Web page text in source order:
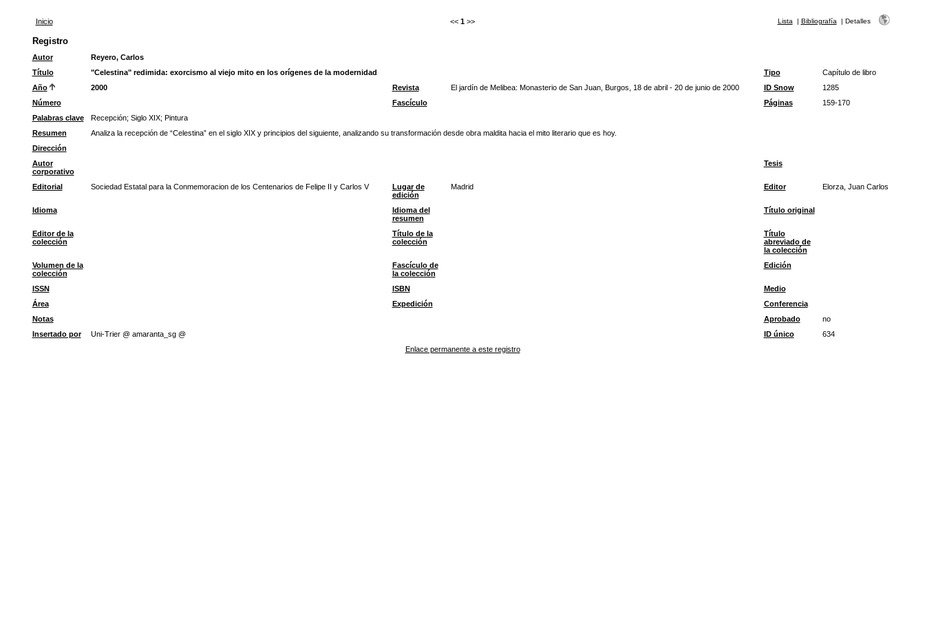
Inicio << 1 >> Lista | Bibliografía | Detalles
Registro
Autor
Reyero, Carlos
Título
"Celestina" redimida: exorcismo al viejo mito en los orígenes de la modernidad Tipo
Capítulo de libro
Año
2000 Revista El jardín de Melibea: Monasterio de San Juan, Burgos, 18 de abril - 20 de junio de 2000 ID Snow
1285
Número
Fascículo Páginas
159-170
Palabras clave
Recepción; Siglo XIX; Pintura
Resumen
Analiza la recepción de “Celestina” en el siglo XIX y principios del siguiente, analizando su transformación desde obra maldita hacia el mito literario que es hoy.
Dirección
Autor
corporativo
Tesis
Editorial Sociedad Estatal para la Conmemoracion de los Centenarios de Felipe II y Carlos V
Lugar de
edición
Madrid Editor Elorza, Juan Carlos
Idioma
Idioma del
resumen
Título original
Editor de la
colección
Título de la
colección
Título
abreviado de
la colección
Volumen de la
colección
Fascículo de
la colección
Edición
ISSN ISBN
Medio
Área
Expedición
Conferencia
Notas
Aprobado
no
Insertado por
Uni-Trier @ amaranta_sg @ ID único
634
Enlace permanente a este registro